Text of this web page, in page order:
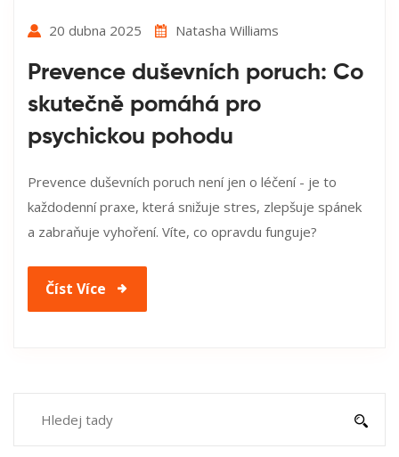
20 dubna 2025 Natasha Williams
Prevence duševních poruch: Co
skutečně pomáhá pro
psychickou pohodu
Prevence duševních poruch není jen o léčení - je to
každodenní praxe, která snižuje stres, zlepšuje spánek
a zabraňuje vyhoření. Víte, co opravdu funguje?
Číst Více